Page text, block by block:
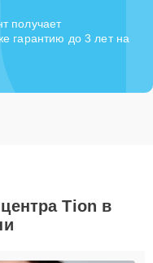
получает
гарантию до 3 лет на
Tion в